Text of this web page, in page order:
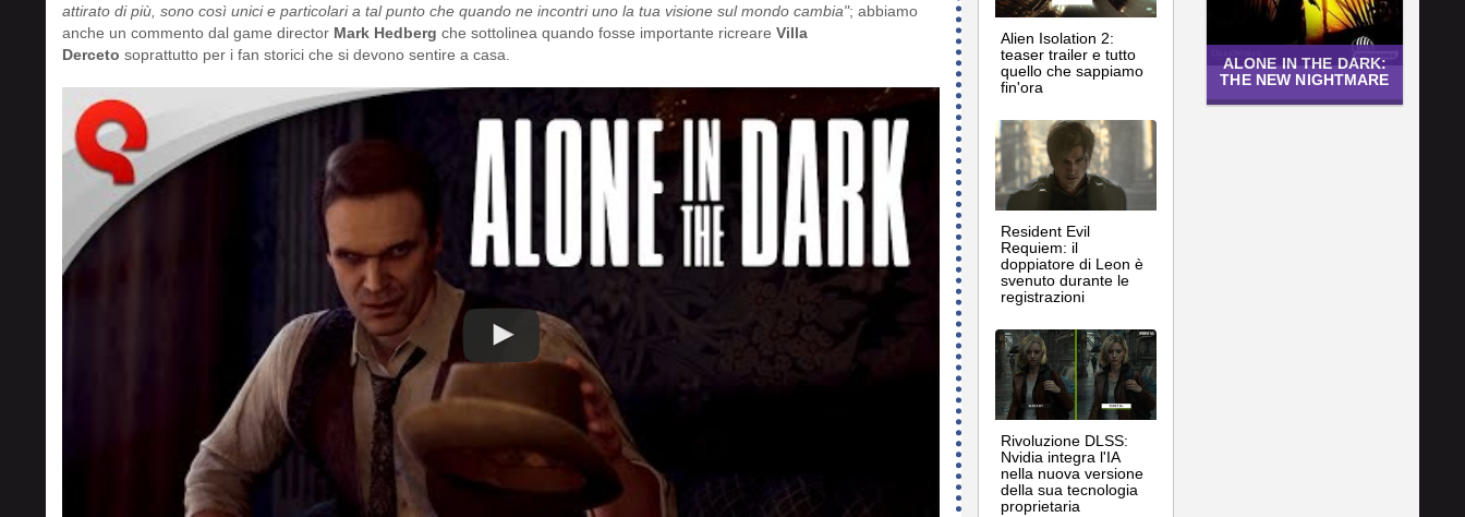
attirato di più, sono così unici e particolari a tal punto che quando ne incontri uno la tua visione sul mondo cambia"; abbiamo
anche un commento dal game director Mark Hedberg che sottolinea quando fosse importante ricreare Villa
Derceto soprattutto per i fan storici che si devono sentire a casa.
Alien Isolation 2:
teaser trailer e tutto
quello che sappiamo
fin'ora
Resident Evil
Requiem: il
doppiatore di Leon è
svenuto durante le
registrazioni
Rivoluzione DLSS:
Nvidia integra l'IA
nella nuova versione
della sua tecnologia
proprietaria
ALONE IN THE DARK:
THE NEW NIGHTMARE